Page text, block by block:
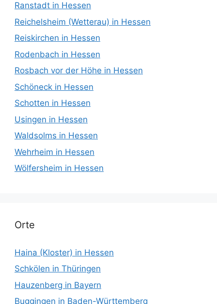
Ranstadt in Hessen
Reichelsheim (Wetterau) in Hessen
Reiskirchen in Hessen
Rodenbach in Hessen
Rosbach vor der Höhe in Hessen
Schöneck in Hessen
Schotten in Hessen
Usingen in Hessen
Waldsolms in Hessen
Wehrheim in Hessen
Wölfersheim in Hessen
Orte
Haina (Kloster) in Hessen
Schkölen in Thüringen
Hauzenberg in Bayern
Buggingen in Baden-Württemberg